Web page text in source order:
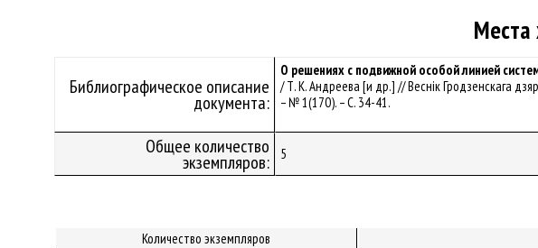
Места
Библиографическое описание
документа:
О решениях с подвижной особой линией
/ Т. К. Андреева [и др.] // Веснік Гродзенскага
– № 1(170). – С. 34-41.
Общее количество
экземпляров: 5
Количество экземпляров